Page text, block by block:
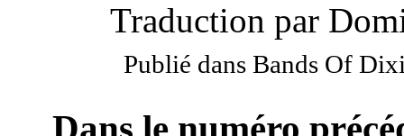
Traduction par
Publié dans Bands Of